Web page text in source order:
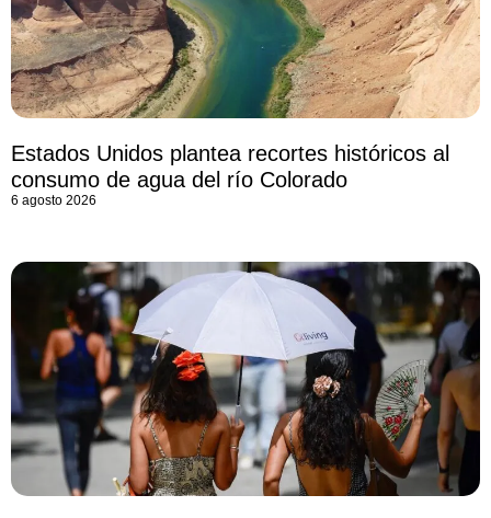
Estados Unidos plantea recortes históricos al
consumo de agua del río Colorado
6 agosto 2026